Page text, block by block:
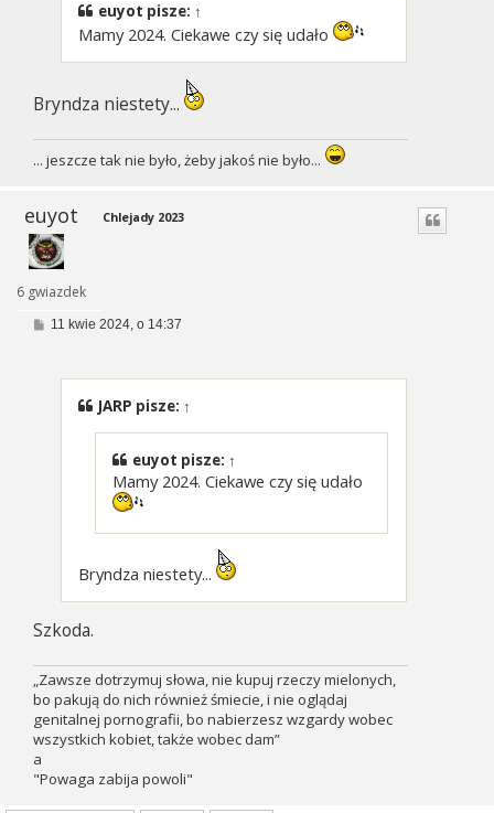
euyot pisze: ↑
Mamy 2024. Ciekawe czy się udało
Bryndza niestety...
... jeszcze tak nie było, żeby jakoś nie było...
euyot
6 gwiazdek
Chlejady 2023
P11 kwie 2024, o 14:37
JARP pisze: ↑
euyot pisze: ↑
Mamy 2024. Ciekawe czy się udało
Bryndza niestety...
Szkoda.
„Zawsze dotrzymuj słowa, nie kupuj rzeczy mielonych,
bo pakują do nich również śmiecie, i nie oglądaj
genitalnej pornografii, bo nabierzesz wzgardy wobec
wszystkich kobiet, także wobec dam”
a
"Powaga zabija powoli"